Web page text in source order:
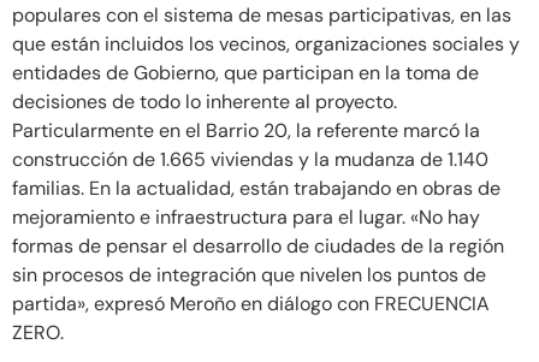
populares con el sistema de mesas participativas, en las
que están incluidos los vecinos, organizaciones sociales y
entidades de Gobierno, que participan en la toma de
decisiones de todo lo inherente al proyecto.
Particularmente en el Barrio 20, la referente marcó la
construcción de 1.665 viviendas y la mudanza de 1.140
familias. En la actualidad, están trabajando en obras de
mejoramiento e infraestructura para el lugar. «No hay
formas de pensar el desarrollo de ciudades de la región
sin procesos de integración que nivelen los puntos de
partida», expresó Meroño en diálogo con FRECUENCIA
ZERO.